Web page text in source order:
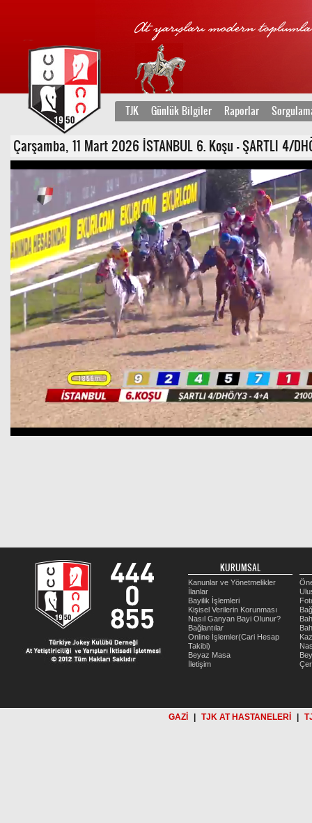
TJK Günlük Bilgiler Raporlar
Çarşamba, 11 Mart 2026 İSTANBUL 6. Koşu - ŞARTLI 4/
KURUMSAL
Kanunlar ve Yönetmelikler
İlanlar
Bayilik İşlemleri
Kişisel Verilerin Korunması
Nasıl Ganyan Bayi Olunur?
Bağlantılar
Online İşlemler(Cari Hesap
Takibi)
Beyaz Masa
İletişim
GAZİ TJK AT HASTANELERİ